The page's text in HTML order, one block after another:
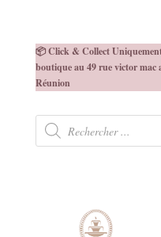
📦 Click & Collect
boutique au 49 rue victor mac
Réunion
Recherche
produits